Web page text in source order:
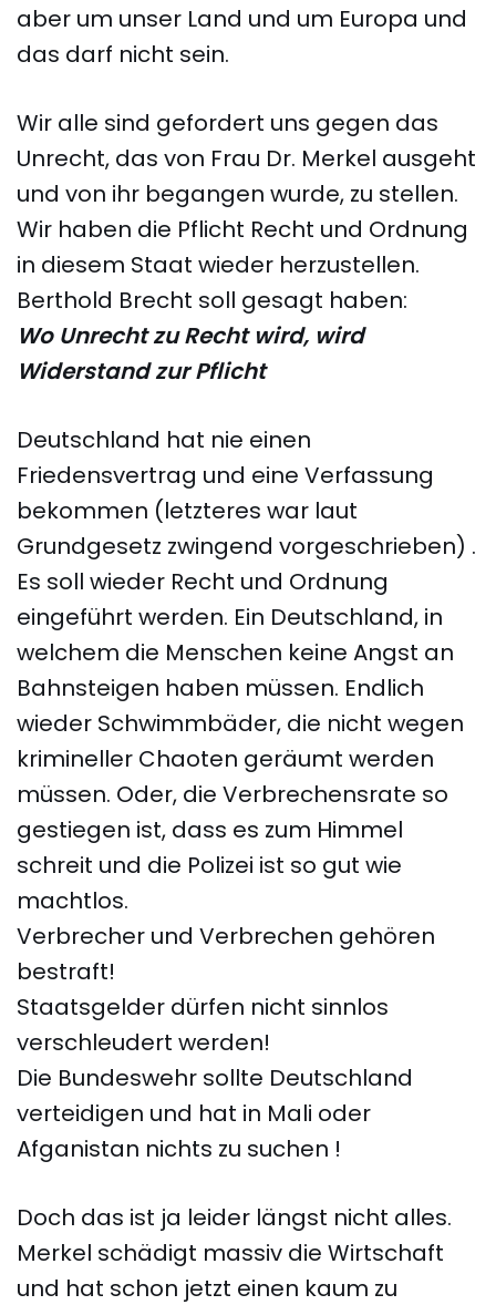
aber um unser Land und um Europa und
das darf nicht sein.
Wir alle sind gefordert uns gegen das
Unrecht, das von Frau Dr. Merkel ausgeht
und von ihr begangen wurde, zu stellen.
Wir haben die Pflicht Recht und Ordnung
in diesem Staat wieder herzustellen.
Berthold Brecht soll gesagt haben:
Wo Unrecht zu Recht wird, wird
Widerstand zur Pflicht
Deutschland hat nie einen
Friedensvertrag und eine Verfassung
bekommen (letzteres war laut
Grundgesetz zwingend vorgeschrieben) .
Es soll wieder Recht und Ordnung
eingeführt werden. Ein Deutschland, in
welchem die Menschen keine Angst an
Bahnsteigen haben müssen. Endlich
wieder Schwimmbäder, die nicht wegen
krimineller Chaoten geräumt werden
müssen. Oder, die Verbrechensrate so
gestiegen ist, dass es zum Himmel
schreit und die Polizei ist so gut wie
machtlos.
Verbrecher und Verbrechen gehören
bestraft!
Staatsgelder dürfen nicht sinnlos
verschleudert werden!
Die Bundeswehr sollte Deutschland
verteidigen und hat in Mali oder
Afganistan nichts zu suchen !
Doch das ist ja leider längst nicht alles.
Merkel schädigt massiv die Wirtschaft
und hat schon jetzt einen kaum zu